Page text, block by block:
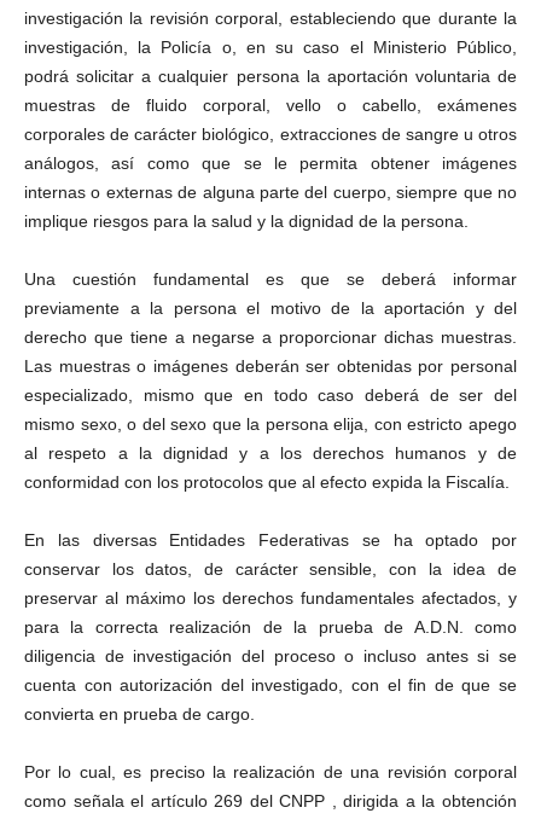
investigación la revisión corporal, estableciendo que durante la
investigación, la Policía o, en su caso el Ministerio Público,
podrá solicitar a cualquier persona la aportación voluntaria de
muestras de fluido corporal, vello o cabello, exámenes
corporales de carácter biológico, extracciones de sangre u otros
análogos, así como que se le permita obtener imágenes
internas o externas de alguna parte del cuerpo, siempre que no
implique riesgos para la salud y la dignidad de la persona.
Una cuestión fundamental es que se deberá informar
previamente a la persona el motivo de la aportación y del
derecho que tiene a negarse a proporcionar dichas muestras.
Las muestras o imágenes deberán ser obtenidas por personal
especializado, mismo que en todo caso deberá de ser del
mismo sexo, o del sexo que la persona elija, con estricto apego
al respeto a la dignidad y a los derechos humanos y de
conformidad con los protocolos que al efecto expida la Fiscalía.
En las diversas Entidades Federativas se ha optado por
conservar los datos, de carácter sensible, con la idea de
preservar al máximo los derechos fundamentales afectados, y
para la correcta realización de la prueba de A.D.N. como
diligencia de investigación del proceso o incluso antes si se
cuenta con autorización del investigado, con el fin de que se
convierta en prueba de cargo.
Por lo cual, es preciso la realización de una revisión corporal
como señala el artículo 269 del CNPP , dirigida a la obtención